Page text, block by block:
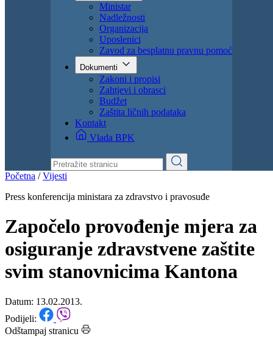
Ministar
Nadležnosti
Organizacija
Uposlenici
Zavod za besplatnu pravnu pomoć
Dokumenti
Zakoni i propisi
Zahtjevi i obrasci
Budžet
Zaštita ličnih podataka
Kontakt
Vlada BPK
Početna /Vijesti
Press konferencija ministara za zdravstvo i pravosuđe
Započelo provođenje mjera za
osiguranje zdravstvene zaštite
svim stanovnicima Kantona
Datum: 13.02.2013.
Podijeli:
Odštampaj stranicu